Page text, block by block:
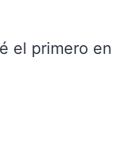
el primero en